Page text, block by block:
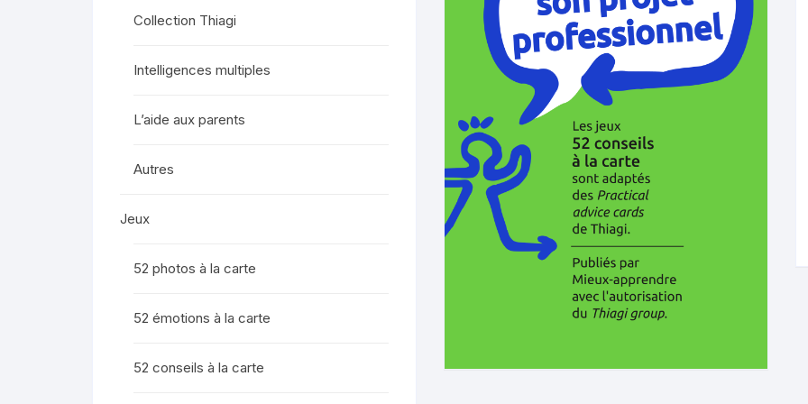
L’aide aux parents52 émotions à
Collection Thiagi
Intelligences multiples
L’aide aux parents
Autres
Jeux
52 photos à la carte
52 émotions à la carte
52 conseils à la carte